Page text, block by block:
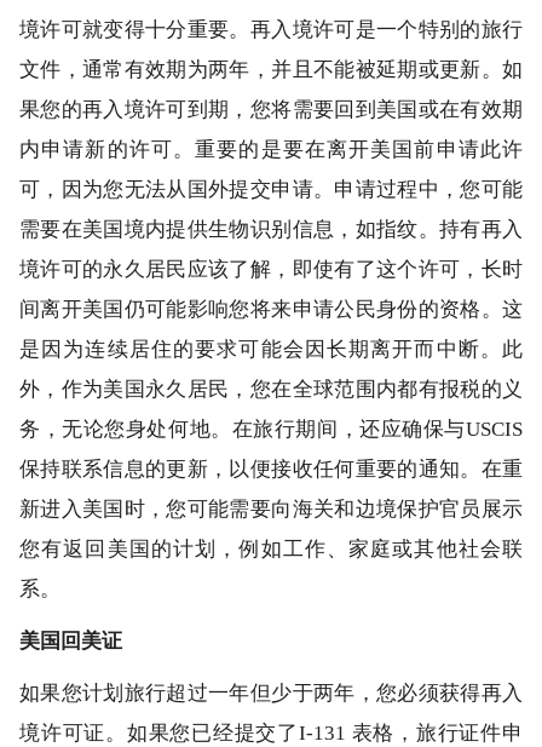
境许可就变得十分重要。再入境许可是一个特别的旅行
文件，通常有效期为两年，并且不能被延期或更新。如
果您的再入境许可到期，您将需要回到美国或在有效期
内申请新的许可。重要的是要在离开美国前申请此许
可，因为您无法从国外提交申请。申请过程中，您可能
需要在美国境内提供生物识别信息，如指纹。持有再入
境许可的永久居民应该了解，即使有了这个许可，长时
间离开美国仍可能影响您将来申请公民身份的资格。这
是因为连续居住的要求可能会因长期离开而中断。此
外，作为美国永久居民，您在全球范围内都有报税的义
务，无论您身处何地。在旅行期间，还应确保与USCIS
保持联系信息的更新，以便接收任何重要的通知。在重
新进入美国时，您可能需要向海关和边境保护官员展示
您有返回美国的计划，例如工作、家庭或其他社会联
系。
美国回美证
如果您计划旅行超过一年但少于两年，您必须获得再入
境许可证。如果您已经提交了I-131 表格，旅行证件申